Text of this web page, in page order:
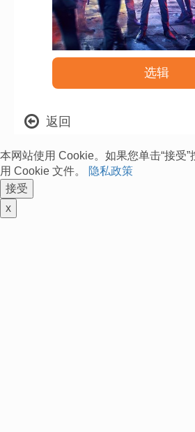
选辑
返回
本网站使用 Cookie。如果您单击“接受
用 Cookie 文件。
隐私政策
接受
x